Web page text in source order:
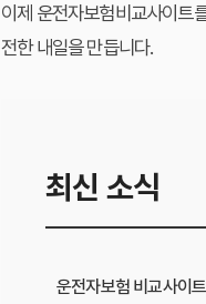
이제 운전자보험비교사이트
전한 내일을 만듭니다.
최신 소식
운전자보험 비교사이